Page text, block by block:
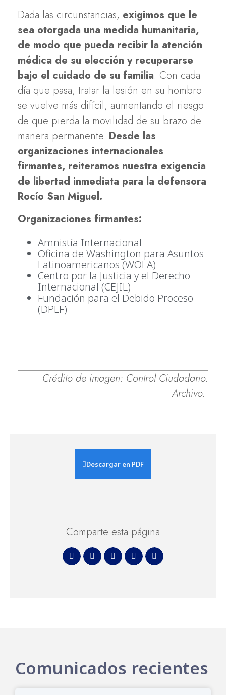
Dada las circunstancias, exigimos que le
sea otorgada una medida humanitaria,
de modo que pueda recibir la atención
médica de su elección y recuperarse
bajo el cuidado de su familia. Con cada
día que pasa, tratar la lesión en su hombro
se vuelve más difícil, aumentando el riesgo
de que pierda la movilidad de su brazo de
manera permanente. Desde las
organizaciones internacionales
firmantes, reiteramos nuestra exigencia
de libertad inmediata para la defensora
Rocío San Miguel.
Organizaciones firmantes:
Amnistía Internacional
Oficina de Washington para Asuntos
Latinoamericanos (WOLA)
Centro por la Justicia y el Derecho
Internacional (CEJIL)
Fundación para el Debido Proceso
(DPLF)
Crédito de imagen: Control Ciudadano.
Archivo.
Descargar en PDF
Comparte esta página
Comunicados recientes